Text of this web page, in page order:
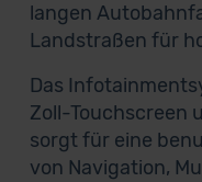
langen
Landstraßen für
Das
Zoll-Touchscreen
sorgt für eine
von Navigation,